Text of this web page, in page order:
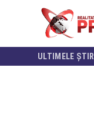
ULTIMELE ȘTIRI